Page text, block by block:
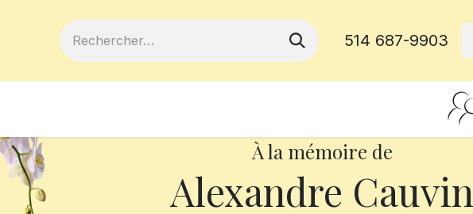
514 687-9903
À la mémoire de
Alexandre Cauvin